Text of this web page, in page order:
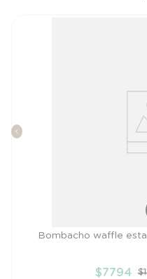
TallaBombacho waffle
$7794 $